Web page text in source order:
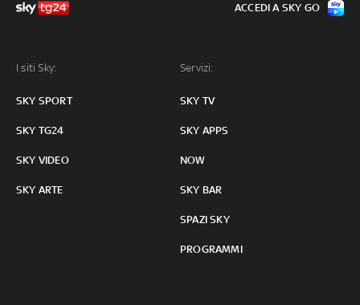
I siti Sky:
SKY SPORT
SKY TG24
SKY VIDEO
SKY ARTE
Servizi:
SKY TV
SKY APPS
NOW
SKY BAR
SPAZI SKY
PROGRAMMI
ACCEDI A SKY GO